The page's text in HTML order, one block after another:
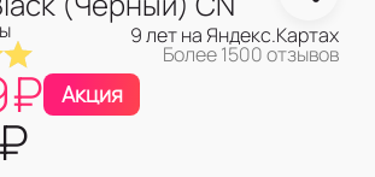
9 лет на Яндекс.Картах
Более 1500 отзывов
₽ Акция
₽